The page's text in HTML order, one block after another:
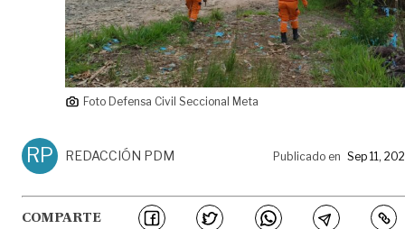
Foto Defensa Civil Seccional Meta
RP REDACCIÓN PDM Publicado en Sep 11,
COMPARTE